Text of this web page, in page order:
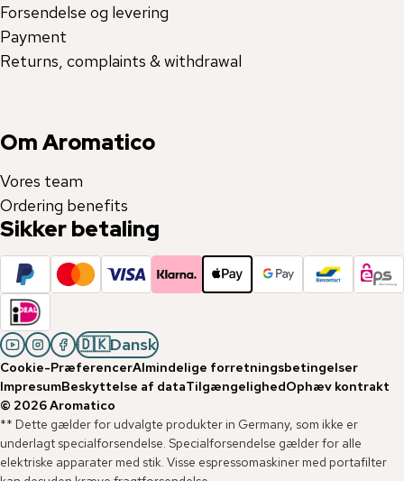
Forsendelse og levering
Payment
Returns, complaints & withdrawal
Om Aromatico
Vores team
Ordering benefits
Sikker betaling
🇩🇰Dansk
Cookie-PræferencerAlmindelige forretningsbetingelser
ImpresumBeskyttelse af dataTilgængelighedOphæv kontrakt
© 2026Aromatico
** Dette gælder for udvalgte produkter in Germany, som ikke er
underlagt specialforsendelse. Specialforsendelse gælder for alle
elektriske apparater med stik. Visse espressomaskiner med portafilter